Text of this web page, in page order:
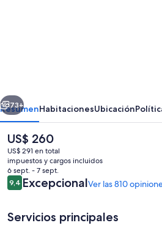
Siguiente
73+
ResumenHabitacionesUbicación
El
precio
actual
es
de
US$ 260
US$ 260
US$ 291 en total
impuestos y cargos incluidos
6 sept. - 7 sept.
Opiniones
9,49,4 de 10
ExcepcionalVer las 810
Servicios principales